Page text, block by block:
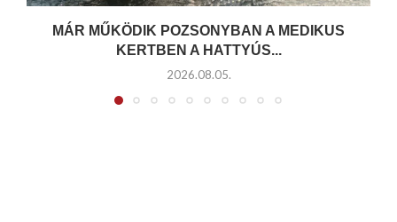
MÁR MŰKÖDIK POZSONYBAN A MEDIKUS
KERTBEN A HATTYÚS...
2026.08.05.